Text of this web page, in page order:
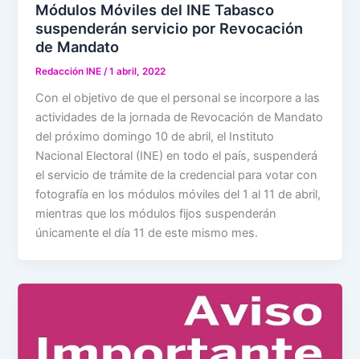
Módulos Móviles del INE Tabasco
suspenderán servicio por Revocación
de Mandato
Redacción INE/1 abril, 2022
Con el objetivo de que el personal se incorpore a las
actividades de la jornada de Revocación de Mandato
del próximo domingo 10 de abril, el Instituto
Nacional Electoral (INE) en todo el país, suspenderá
el servicio de trámite de la credencial para votar con
fotografía en los módulos móviles del 1 al 11 de abril,
mientras que los módulos fijos suspenderán
únicamente el día 11 de este mismo mes.